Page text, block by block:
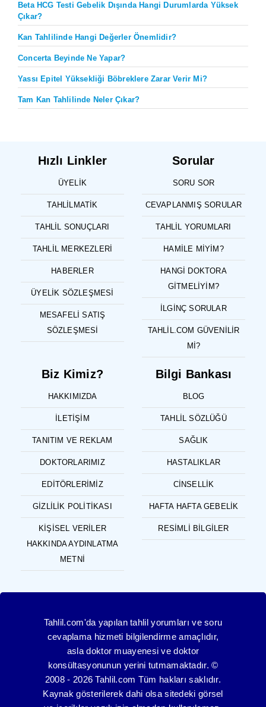
Beta HCG Testi Gebelik Dışında Hangi Durumlarda Yüksek
Çıkar?
Kan Tahlilinde Hangi Değerler Önemlidir?
Concerta Beyinde Ne Yapar?
Yassı Epitel Yüksekliği Böbreklere Zarar Verir Mi?
Tam Kan Tahlilinde Neler Çıkar?
Hızlı Linkler
ÜYELIK
TAHLILMATIK
TAHLIL SONUÇLARI
TAHLIL MERKEZLERI
HABERLER
ÜYELIK SÖZLEŞMESI
MESAFELI SATIŞ
SÖZLEŞMESI
Sorular
SORU SOR
CEVAPLANMIŞ SORULAR
TAHLIL YORUMLARI
HAMILE MIYIM?
HANGI DOKTORA
GITMELIYIM?
İLGINÇ SORULAR
TAHLIL.COM GÜVENILIR
MI?
Biz Kimiz?
HAKKIMIZDA
İLETIŞIM
TANITIM VE REKLAM
DOKTORLARIMIZ
EDITÖRLERIMIZ
GIZLILIK POLITIKASI
KIŞISEL VERILER
HAKKINDA AYDINLATMA
METNI
Bilgi Bankası
BLOG
TAHLIL SÖZLÜĞÜ
SAĞLIK
HASTALIKLAR
CINSELLIK
HAFTA HAFTA GEBELIK
RESIMLI BILGILER
Tahlil.com'da yapılan tahlil yorumları ve soru
cevaplama hizmeti bilgilendirme amaçlıdır,
asla doktor muayenesi ve doktor
konsültasyonunun yerini tutmamaktadır. ©
2008 - 2026 Tahlil.com Tüm hakları saklıdır.
Kaynak gösterilerek dahi olsa sitedeki görsel